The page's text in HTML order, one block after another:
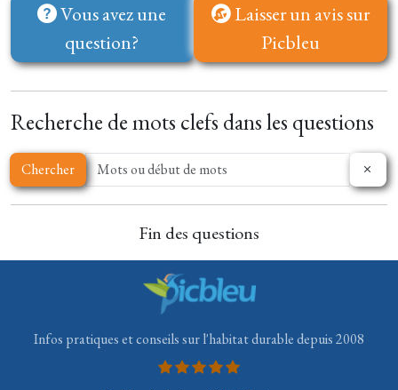
Vous avez une
question?
Laisser un avis sur
Picbleu
Recherche de mots clefs dans les questions
Chercher
Fin des questions
Infos pratiques et conseils sur l'habitat durable depuis 2008